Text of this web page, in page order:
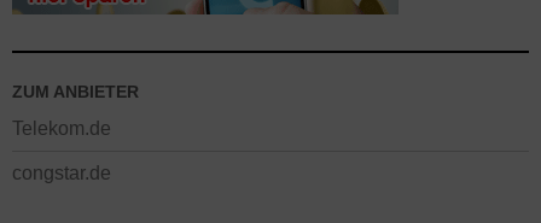
ZUM ANBIETER
Telekom.de
congstar.de